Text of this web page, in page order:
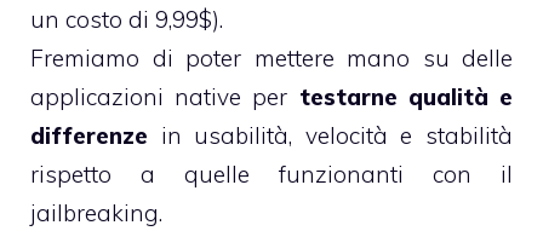
un costo di 9,99$).
Fremiamo di poter mettere mano su delle
applicazioni native per testarne qualità e
differenze in usabilità, velocità e stabilità
rispetto a quelle funzionanti con il
jailbreaking.